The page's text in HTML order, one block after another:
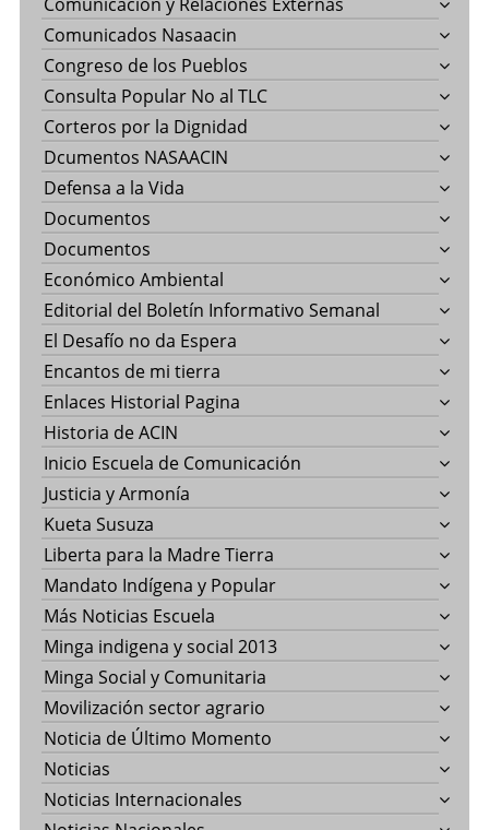
Comunicados Nasaacin
Congreso de los Pueblos
Consulta Popular No al TLC
Corteros por la Dignidad
Dcumentos NASAACIN
Defensa a la Vida
Documentos
Documentos
Económico Ambiental
Editorial del Boletín Informativo Semanal
El Desafío no da Espera
Encantos de mi tierra
Enlaces Historial Pagina
Historia de ACIN
Inicio Escuela de Comunicación
Justicia y Armonía
Kueta Susuza
Liberta para la Madre Tierra
Mandato Indígena y Popular
Más Noticias Escuela
Minga indigena y social 2013
Minga Social y Comunitaria
Movilización sector agrario
Noticia de Último Momento
Noticias
Noticias Internacionales